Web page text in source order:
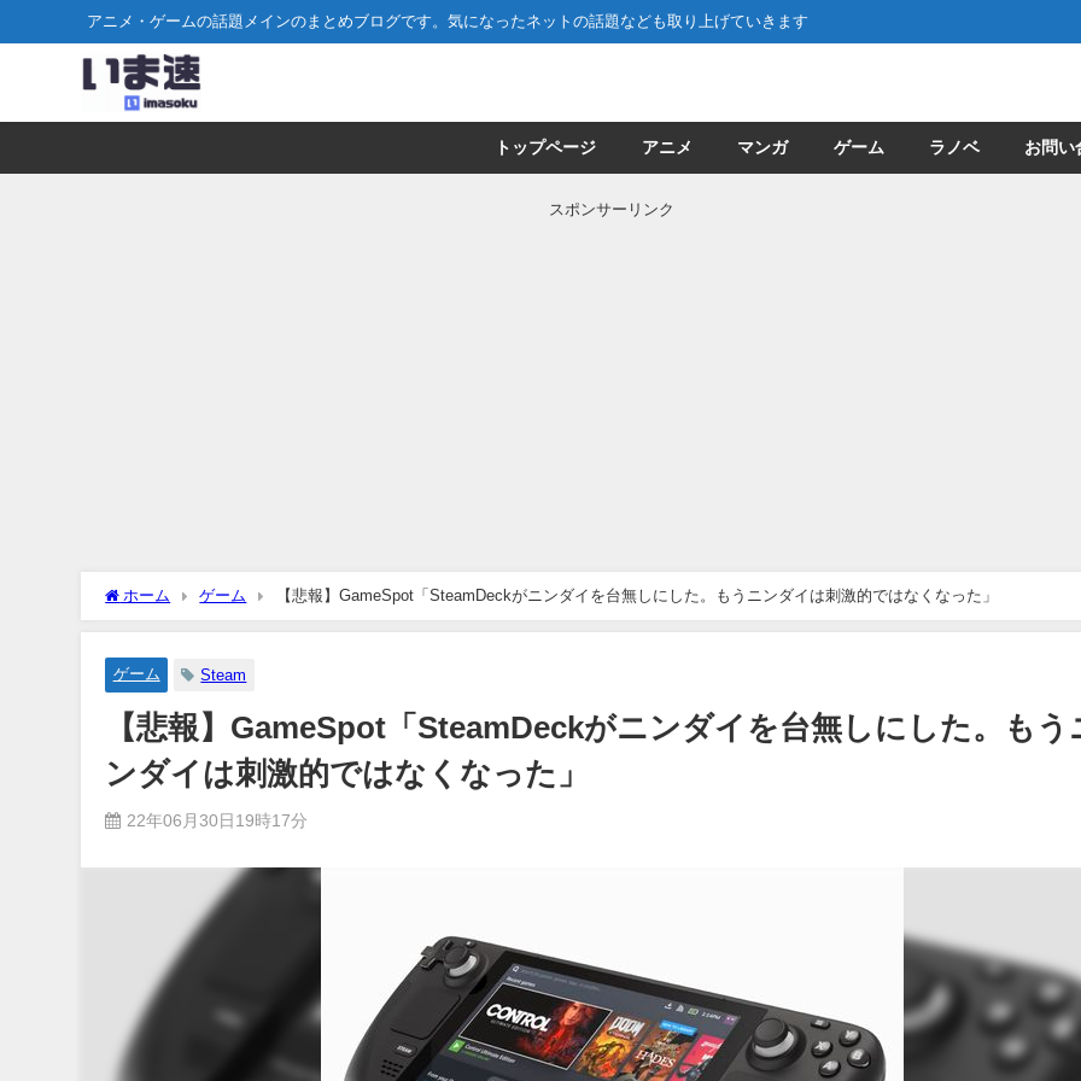
アニメ・ゲームの話題メインのまとめブログです。気になったネットの話題なども取り上げていきます
トップページ アニメ マンガ ゲーム ラノベ お問い
スポンサーリンク
ホーム ゲーム 【悲報】GameSpot「SteamDeckがニンダイを台無しにした。もうニンダイは刺激的ではなくなった」
ゲーム Steam
【悲報】GameSpot「SteamDeckがニンダイを台無しにした。もう
ンダイは刺激的ではなくなった」
22年06月30日19時17分